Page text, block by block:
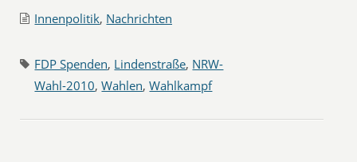
Innenpolitik, Nachrichten
FDP Spenden, Lindenstraße, NRW-
Wahl-2010,Wahlen,Wahlkampf